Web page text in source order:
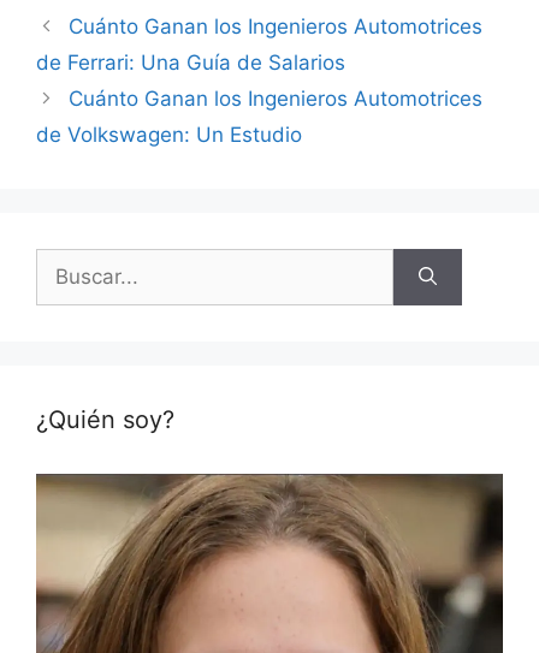
Cuánto Ganan los Ingenieros Automotrices
de Ferrari: Una Guía de Salarios
Cuánto Ganan los Ingenieros Automotrices
de Volkswagen: Un Estudio
¿Quién soy?